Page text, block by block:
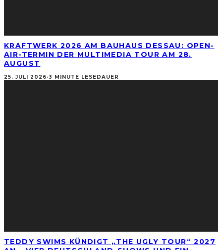
KRAFTWERK 2026 AM BAUHAUS DESSAU: OPEN-
AIR-TERMIN DER MULTIMEDIA TOUR AM 28.
AUGUST
25. JULI 2026·3 MINUTE LESEDAUER
TEDDY SWIMS KÜNDIGT „THE UGLY TOUR“ 2027